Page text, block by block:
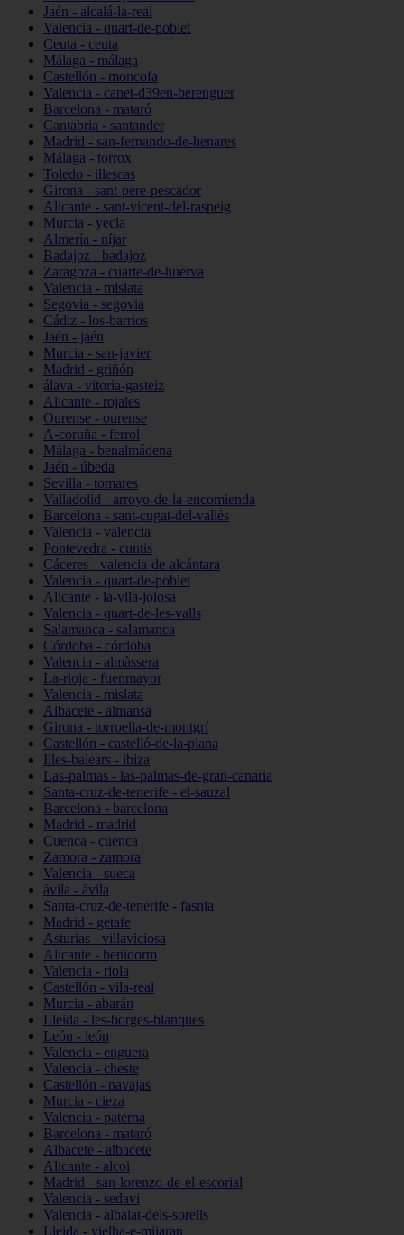
Jaén - alcalá-la-real
Valencia - quart-de-poblet
Ceuta - ceuta
Málaga - málaga
Castellón - moncofa
Valencia - canet-d39en-berenguer
Barcelona - mataró
Cantabria - santander
Madrid - san-fernando-de-henares
Málaga - torrox
Toledo - illescas
Girona - sant-pere-pescador
Alicante - sant-vicent-del-raspeig
Murcia - yecla
Almería - níjar
Badajoz - badajoz
Zaragoza - cuarte-de-huerva
Valencia - mislata
Segovia - segovia
Cádiz - los-barrios
Jaén - jaén
Murcia - san-javier
Madrid - griñón
álava - vitoria-gasteiz
Alicante - rojales
Ourense - ourense
A-coruña - ferrol
Málaga - benalmádena
Jaén - úbeda
Sevilla - tomares
Valladolid - arroyo-de-la-encomienda
Barcelona - sant-cugat-del-vallès
Valencia - valencia
Pontevedra - cuntis
Cáceres - valencia-de-alcántara
Valencia - quart-de-poblet
Alicante - la-vila-joiosa
Valencia - quart-de-les-valls
Salamanca - salamanca
Córdoba - córdoba
Valencia - almàssera
La-rioja - fuenmayor
Valencia - mislata
Albacete - almansa
Girona - torroella-de-montgrí
Castellón - castelló-de-la-plana
Illes-balears - ibiza
Las-palmas - las-palmas-de-gran-canaria
Santa-cruz-de-tenerife - el-sauzal
Barcelona - barcelona
Madrid - madrid
Cuenca - cuenca
Zamora - zamora
Valencia - sueca
ávila - ávila
Santa-cruz-de-tenerife - fasnia
Madrid - getafe
Asturias - villaviciosa
Alicante - benidorm
Valencia - riola
Castellón - vila-real
Murcia - abarán
Lleida - les-borges-blanques
León - león
Valencia - enguera
Valencia - cheste
Castellón - navajas
Murcia - cieza
Valencia - paterna
Barcelona - mataró
Albacete - albacete
Alicante - alcoi
Madrid - san-lorenzo-de-el-escorial
Valencia - sedaví
Valencia - albalat-dels-sorells
Lleida - vielha-e-mijaran